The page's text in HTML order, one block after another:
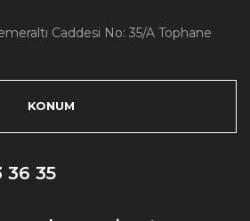
Caddesi No: 35/A Tophane
KONUM
36 35